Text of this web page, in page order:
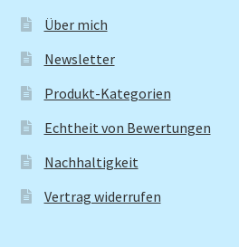
Über mich
Newsletter
Produkt-Kategorien
Echtheit von Bewertungen
Nachhaltigkeit
Vertrag widerrufen